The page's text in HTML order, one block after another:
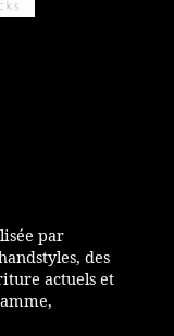
par
des
actuels et